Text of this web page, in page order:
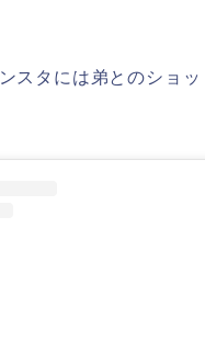
スタには弟とのショッ